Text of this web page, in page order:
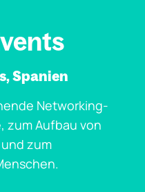
Spanien
Networking-
zum Aufbau von
zum